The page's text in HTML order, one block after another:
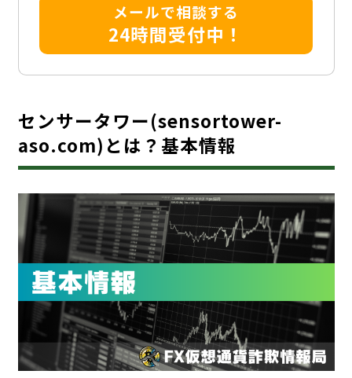
メールで相談する
24時間受付中！
センサータワー(sensortower-
aso.com)とは？基本情報